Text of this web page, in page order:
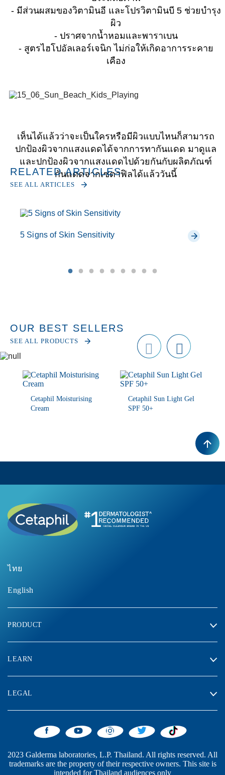
- มีส่วนผสมของวิตามินอี และโปรวิตามินบี 5 ช่วยบำรุง
ผิว
- ปราศจากน้ำหอมและพาราเบน
- สูตรไฮโปอัลเลอร์เจนิก ไม่ก่อให้เกิดอาการระคาย
เคือง
เห็นได้แล้วว่าจะเป็นใครหรือมีผิวแบบไหนก็สามารถ
ปกป้องผิวจากแสงแดดได้จากการทากันแดด มาดูแล
และปกป้องผิวจากแสงแดดไปด้วยกันกับผลิตภัณฑ์
กันแดดจากเซตาฟิลได้แล้ววันนี้
RELATED ARTICLES
SEE ALL ARTICLES
5 Signs of Skin Sensitivity
OUR BEST SELLERS
SEE ALL PRODUCTS
Prev
next
Cetaphil Moisturising
Cream
BUY NOW
Cetaphil Sun Light Gel
SPF 50+
BUY NOW
ไทย
English
PRODUCT
LEARN
LEGAL
2023 Galderma laboratories, L.P. Thailand. All rights reserved. All
trademarks are the property of their respective owners. This site is
intended for Thailand audiences only